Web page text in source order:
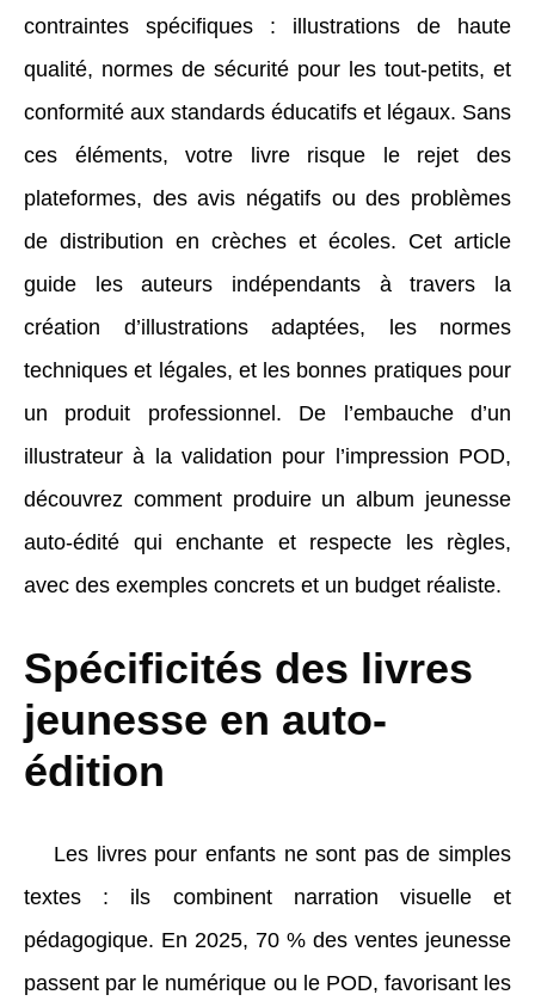
contraintes spécifiques : illustrations de haute
qualité, normes de sécurité pour les tout-petits, et
conformité aux standards éducatifs et légaux. Sans
ces éléments, votre livre risque le rejet des
plateformes, des avis négatifs ou des problèmes
de distribution en crèches et écoles. Cet article
guide les auteurs indépendants à travers la
création d’illustrations adaptées, les normes
techniques et légales, et les bonnes pratiques pour
un produit professionnel. De l’embauche d’un
illustrateur à la validation pour l’impression POD,
découvrez comment produire un album jeunesse
auto-édité qui enchante et respecte les règles,
avec des exemples concrets et un budget réaliste.
Spécificités des livres
jeunesse en auto-
édition
Les livres pour enfants ne sont pas de simples
textes : ils combinent narration visuelle et
pédagogique. En 2025, 70 % des ventes jeunesse
passent par le numérique ou le POD, favorisant les